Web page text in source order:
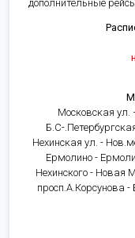
дополнительные
Московская
Б.С-
Нехинская ул. -
Ермолино -
Нехинского - Новая
просп.А.Корсунова